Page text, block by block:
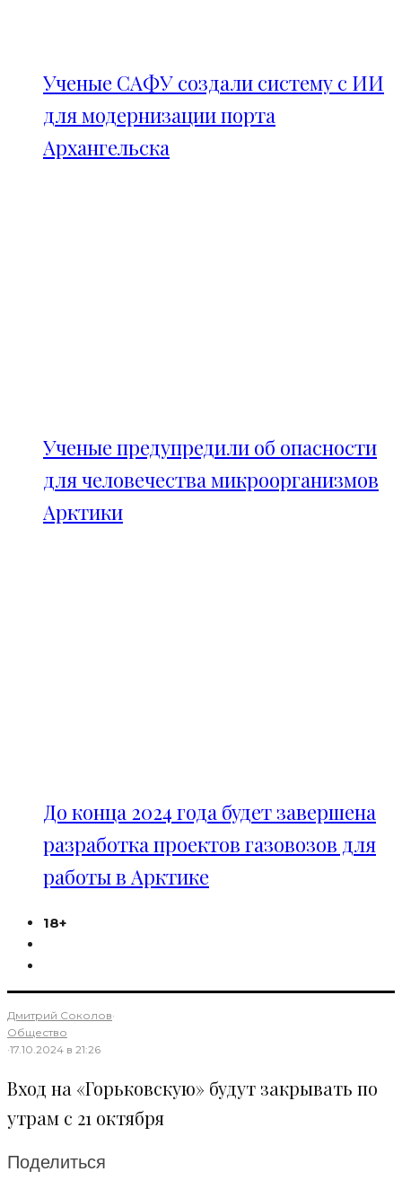
Ученые САФУ создали систему с ИИ
для модернизации порта
Архангельска
Ученые предупредили об опасности
для человечества микроорганизмов
Арктики
До конца 2024 года будет завершена
разработка проектов газовозов для
работы в Арктике
18+
Дмитрий Соколов·
Общество
·17.10.2024 в 21:26
Вход на «Горьковскую» будут закрывать по
утрам с 21 октября
Поделиться